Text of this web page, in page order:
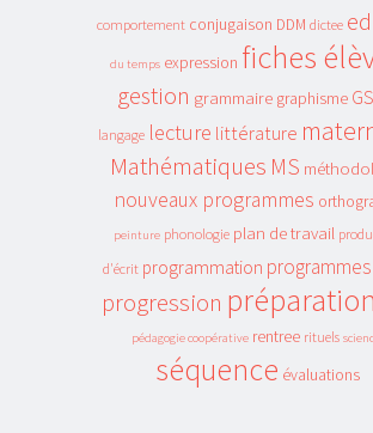
comportement conjugaison DDM dictee
du temps expression fiches
gestion grammaire graphisme GS
langage lecture littérature
Mathématiques MS
nouveaux programmes
peinture phonologie plan de travail
d'écrit programmation programmes
progression
pédagogie coopérative rentree rituels
séquence évaluations